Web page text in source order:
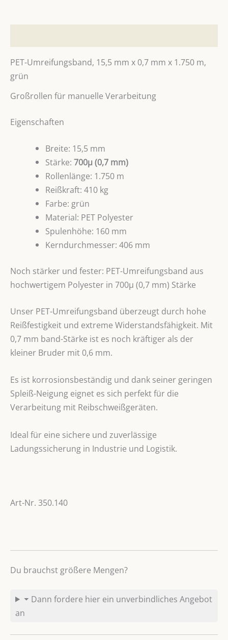
PET-Umreifungsband, 15,5 mm x 0,7 mm x 1.750 m,
grün
Großrollen für manuelle Verarbeitung
Eigenschaften
Breite: 15,5 mm
Stärke: 700µ (0,7 mm)
Rollenlänge: 1.750 m
Reißkraft: 410 kg
Farbe: grün
Material: PET Polyester
Spulenhöhe: 160 mm
Kerndurchmesser: 406 mm
Noch stärker und fester: PET-Umreifungsband aus
hochwertigem Polyester in 700µ (0,7 mm) Stärke
Unser PET-Umreifungsband überzeugt durch hohe
Reißfestigkeit und extreme Widerstandsfähigkeit. Mit
0,7 mm band-Stärke ist es noch kräftiger als der
kleiner Bruder mit 0,6 mm.
Es ist korrosionsbeständig und dank seiner geringen
Spleiß-Neigung eignet es sich perfekt für die
Verarbeitung mit Reibschweißgeräten.
Ideal für eine sichere und zuverlässige
Ladungssicherung in Industrie und Logistik.
Art-Nr. 350.140
Du brauchst größere Mengen?
⏷ Dann fordere hier ein unverbindliches Angebot
an